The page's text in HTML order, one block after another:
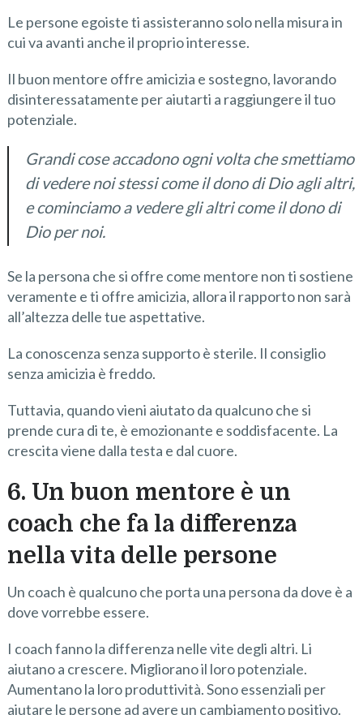
Le persone egoiste ti assisteranno solo nella misura in
cui va avanti anche il proprio interesse.
Il buon mentore offre amicizia e sostegno, lavorando
disinteressatamente per aiutarti a raggiungere il tuo
potenziale.
Grandi cose accadono ogni volta che smettiamo
di vedere noi stessi come il dono di Dio agli altri,
e cominciamo a vedere gli altri come il dono di
Dio per noi.
Se la persona che si offre come mentore non ti sostiene
veramente e ti offre amicizia, allora il rapporto non sarà
all’altezza delle tue aspettative.
La conoscenza senza supporto è sterile. Il consiglio
senza amicizia è freddo.
Tuttavia, quando vieni aiutato da qualcuno che si
prende cura di te, è emozionante e soddisfacente. La
crescita viene dalla testa e dal cuore.
6. Un buon mentore è un
coach che fa la differenza
nella vita delle persone
Un coach è qualcuno che porta una persona da dove è a
dove vorrebbe essere.
I coach fanno la differenza nelle vite degli altri. Li
aiutano a crescere. Migliorano il loro potenziale.
Aumentano la loro produttività. Sono essenziali per
aiutare le persone ad avere un cambiamento positivo.